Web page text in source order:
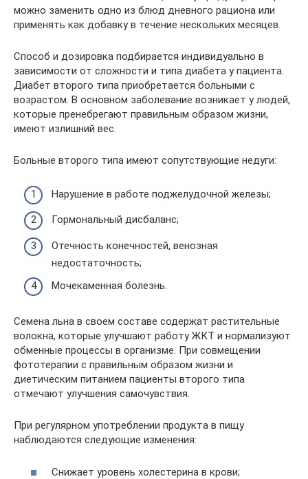
можно заменить одно из блюд дневного рациона или
применять как добавку в течение нескольких месяцев.
Способ и дозировка подбирается индивидуально в
зависимости от сложности и типа диабета у пациента.
Диабет второго типа приобретается больными с
возрастом. В основном заболевание возникает у людей,
которые пренебрегают правильным образом жизни,
имеют излишний вес.
Больные второго типа имеют сопутствующие недуги:
Нарушение в работе поджелудочной железы;
Гормональный дисбаланс;
Отечность конечностей, венозная
недостаточность;
Мочекаменная болезнь.
Семена льна в своем составе содержат растительные
волокна, которые улучшают работу ЖКТ и нормализуют
обменные процессы в организме. При совмещении
фототерапии с правильным образом жизни и
диетическим питанием пациенты второго типа
отмечают улучшения самочувствия.
При регулярном употреблении продукта в пищу
наблюдаются следующие изменения:
Снижает уровень холестерина в крови;